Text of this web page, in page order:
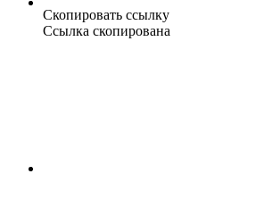
Скопировать ссылку
Ссылка скопирована